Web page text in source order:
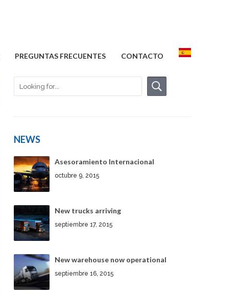
PREGUNTAS FRECUENTES CONTACTO
NEWS
Asesoramiento Internacional
octubre 9, 2015
New trucks arriving
septiembre 17, 2015
New warehouse now operational
septiembre 16, 2015